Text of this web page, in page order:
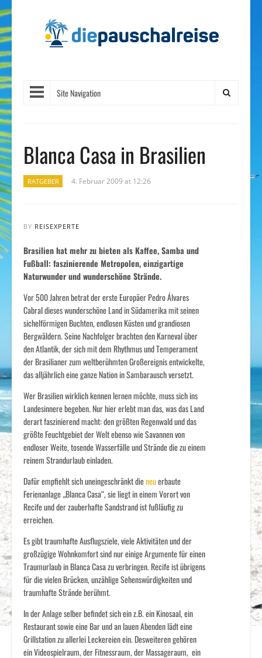
Site Navigation
Blanca Casa in Brasilien
RATGEBER 4. Februar 2009 at 12:26
BY REISEXPERTE
Brasilien hat mehr zu bieten als Kaffee, Samba und
Fußball: faszinierende Metropolen, einzigartige
Naturwunder und wunderschöne Strände.
Vor 500 Jahren betrat der erste Europäer Pedro Álvares
Cabral dieses wunderschöne Land in Südamerika mit seinen
sichelförmigen Buchten, endlosen Küsten und grandiosen
Bergwäldern. Seine Nachfolger brachten den Karneval über
den Atlantik, der sich mit dem Rhythmus und Temperament
der Brasilianer zum weltberühmten Großereignis entwickelte,
das alljährlich eine ganze Nation in Sambarausch versetzt.
Wer Brasilien wirklich kennen lernen möchte, muss sich ins
Landesinnere begeben. Nur hier erlebt man das, was das Land
derart faszinierend macht: den größten Regenwald und das
größte Feuchtgebiet der Welt ebenso wie Savannen von
endloser Weite, tosende Wasserfälle und Strände die zu einem
reinem Strandurlaub einladen.
Dafür empfiehlt sich uneingeschränkt dieneuerbaute
Ferienanlage „Blanca Casa“, sie liegt in einem Vorort von
Recife und der zauberhafte Sandstrand ist fußläufig zu
erreichen.
Es gibt traumhafte Ausflugsziele, viele Aktivitäten und der
großzügige Wohnkomfort sind nur einige Argumente für einen
Traumurlaub in Blanca Casa zu verbringen. Recife ist übrigens
für die vielen Brücken, unzählige Sehenswürdigkeiten und
traumhafte Strände berühmt.
In der Anlage selber befindet sich ein z.B. ein Kinosaal, ein
Restaurant sowie eine Bar und an lauen Abenden lädt eine
Grillstation zu allerlei Leckereien ein. Desweiteren gehören
ein Videospielraum, der Fitnessraum, der Massageraum, ein